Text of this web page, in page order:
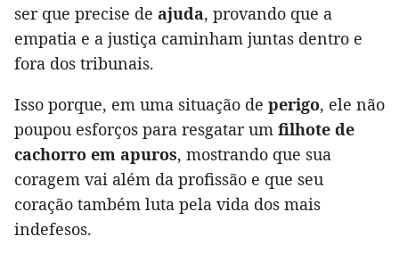
ser que precise de ajuda, provando que a
empatia e a justiça caminham juntas dentro e
fora dos tribunais.
Isso porque, em uma situação de perigo, ele não
poupou esforços para resgatar um filhote de
cachorro em apuros, mostrando que sua
coragem vai além da profissão e que seu
coração também luta pela vida dos mais
indefesos.